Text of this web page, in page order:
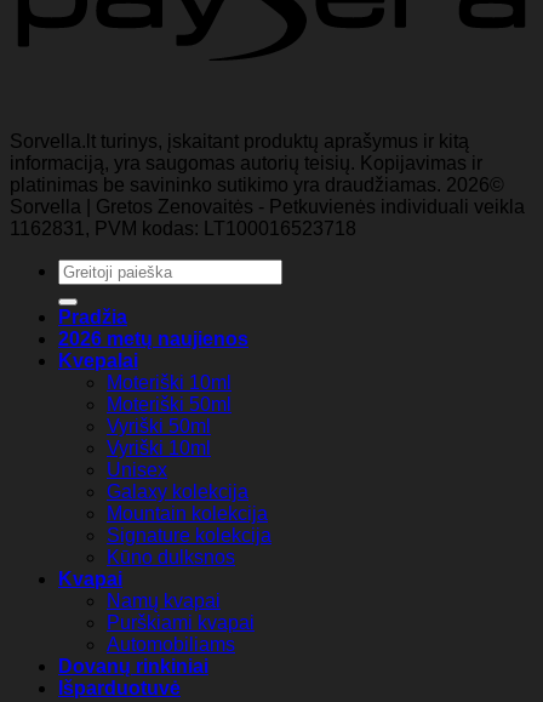
Sorvella.lt turinys, įskaitant produktų aprašymus ir kitą
informaciją, yra saugomas autorių teisių. Kopijavimas ir
platinimas be savininko sutikimo yra draudžiamas. 2026©
Sorvella | Gretos Zenovaitės - Petkuvienės individuali veikla
1162831, PVM kodas: LT100016523718
Ieškoti:
Pradžia
2026 metų naujienos
Kvepalai
Moteriški 10ml
Moteriški 50ml
Vyriški 50ml
Vyriški 10ml
Unisex
Galaxy kolekcija
Mountain kolekcija
Signature kolekcija
Kūno dulksnos
Kvapai
Namų kvapai
Purškiami kvapai
Automobiliams
Dovanų rinkiniai
Išparduotuvė